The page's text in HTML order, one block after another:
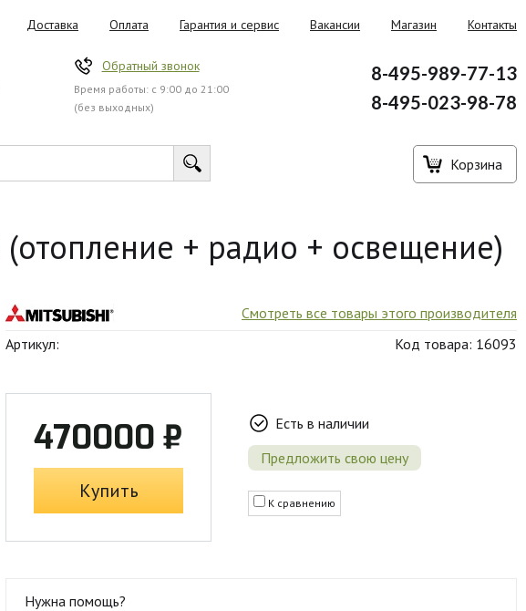
Доставка Оплата Гарантия и сервис Вакансии Магазин Контакты
Обратный звонок
Время работы: с 9:00 до 21:00
(без выходных)
8-495-989-77-13
8-495-023-98-78
Корзина
+ радио + освещение)
Смотреть все товары этого производителя
Артикул:
Код товара: 16093
470000 ₽
Купить
Есть в наличии
Предложить свою цену
К сравнению
Нужна помощь?